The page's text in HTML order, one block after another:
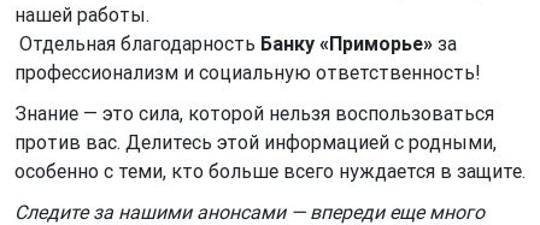
нашей работы.
Отдельная благодарность Банку «Приморье» за
профессионализм и социальную ответственность!
Знание — это сила, которой нельзя воспользоваться
против вас. Делитесь этой информацией с родными,
особенно с теми, кто больше всего нуждается в защите.
Следите за нашими анонсами — впереди еще много